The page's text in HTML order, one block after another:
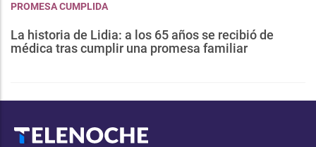
PROMESA CUMPLIDA
La historia de Lidia: a los 65 años se recibió de
médica tras cumplir una promesa familiar